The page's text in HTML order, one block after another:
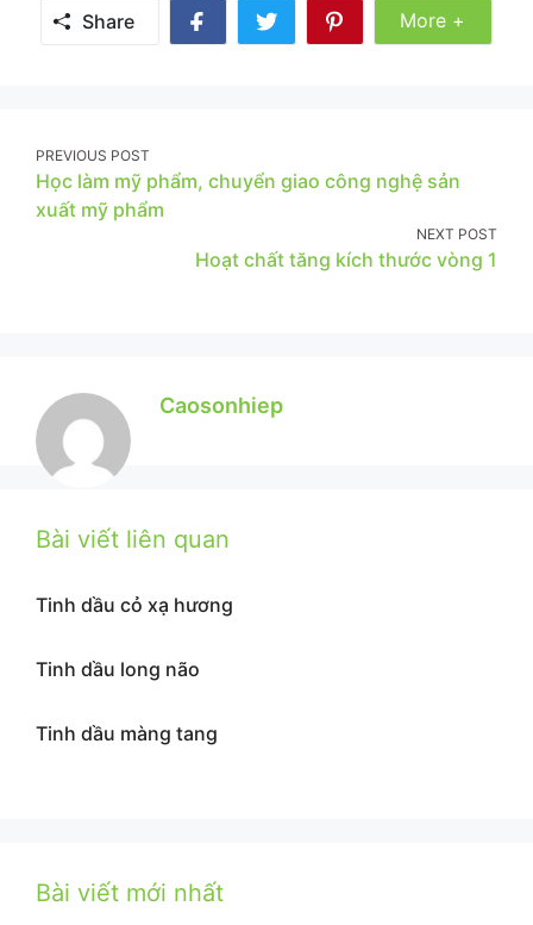
Share
Share
Share
More
More +
Post
navigation
PREVIOUS POST
Học làm mỹ phẩm, chuyển giao công nghệ sản
xuất mỹ phẩm
NEXT POST
Hoạt chất tăng kích thước vòng 1
Caosonhiep
Bài viết liên quan
Tinh dầu cỏ xạ hương
Tinh dầu long não
Tinh dầu màng tang
Bài viết mới nhất